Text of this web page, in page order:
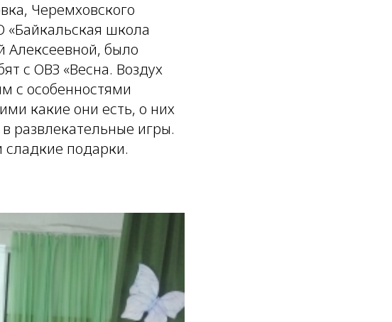
Черемховского
школа
Алексеевной, было
с ОВЗ «Весна. Воздух
с особенностями
какие они есть, о них
развлекательные игры.
подарки.